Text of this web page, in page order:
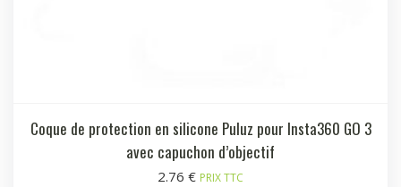
Coque de protection en silicone Puluz pour Insta360 GO 3
avec capuchon d’objectif
2.76 € PRIX TTC